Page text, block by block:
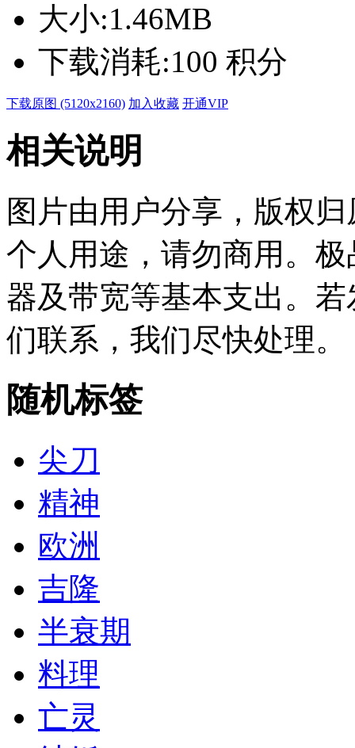
大小:1.46MB
下载消耗:100 积分
下载原图 (5120x2160) 加入收藏 开通VIP
相关说明
图片由用户分享，版权
个人用途，请勿商用。
器及带宽等基本支出。
们联系，我们尽快处理。
随机标签
尖刀
精神
欧洲
吉隆
半衰期
料理
亡灵